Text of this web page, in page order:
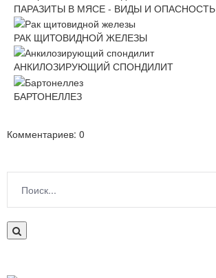
ПАРАЗИТЫ В МЯСЕ - ВИДЫ И ОПАСНОСТЬ
РАК ЩИТОВИДНОЙ ЖЕЛЕЗЫ
АНКИЛОЗИРУЮЩИЙ СПОНДИЛИТ
БАРТОНЕЛЛЕЗ
Комментариев: 0